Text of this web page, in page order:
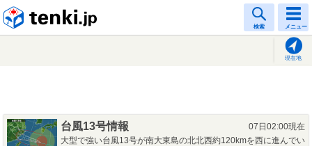
検索 メニュー
現在地
台風13号情報
07日02:00現在
大型で強い台風13号が南大東島の北北西約120kmを西に進んでい